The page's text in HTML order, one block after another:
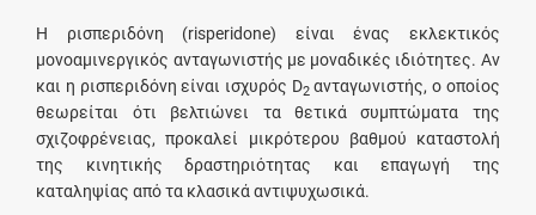
Η ρισπεριδόνη (risperidone) είναι ένας εκλεκτικός
μονοαμινεργικός ανταγωνιστής με μοναδικές ιδιότητες. Αν
και η ρισπεριδόνη είναι ισχυρός D2ανταγωνιστής, ο οποίος
θεωρείται ότι βελτιώνει τα θετικά συμπτώματα της
σχιζοφρένειας, προκαλεί μικρότερου βαθμού καταστολή
της κινητικής δραστηριότητας και επαγωγή της
καταληψίας από τα κλασικά αντιψυχωσικά.